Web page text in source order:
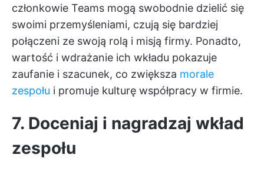
członkowie Teams mogą swobodnie dzielić się
swoimi przemyśleniami, czują się bardziej
połączeni ze swoją rolą i misją firmy. Ponadto,
wartość i wdrażanie ich wkładu pokazuje
zaufanie i szacunek, co zwiększa morale
zespołu i promuje kulturę współpracy w firmie.
7. Doceniaj i nagradzaj wkład
zespołu